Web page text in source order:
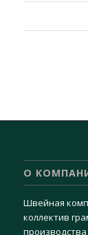
О
Швейная
коллектив